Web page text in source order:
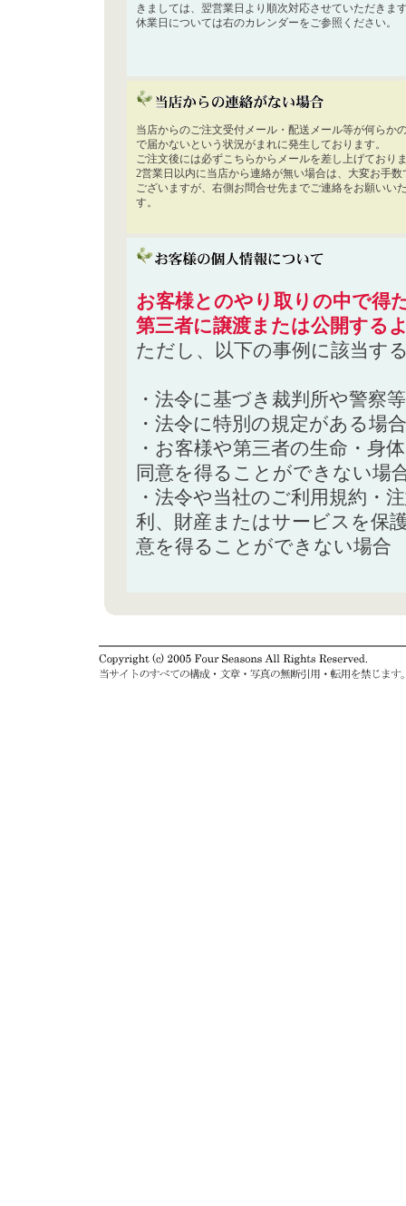
きましては、翌営業日より順次対応させていただきま
休業日については右のカレンダーをご参照ください。
当店からのご注文受付メール・配送メール等が何らか
で届かないという状況がまれに発生しております。
ご注文後には必ずこちらからメールを差し上げており
2営業日以内に当店から連絡が無い場合は、大変お手数
ございますが、右側お問合せ先までご連絡をお願いい
す。
お客様とのやり取りの中で得
第三者に譲渡または公開する
ただし、以下の事例に該当す
・法令に基づき裁判所や警察
・法令に特別の規定がある場合
・お客様や第三者の生命・身
同意を得ることができない場
・法令や当社のご利用規約・
利、財産またはサービスを保
意を得ることができない場合